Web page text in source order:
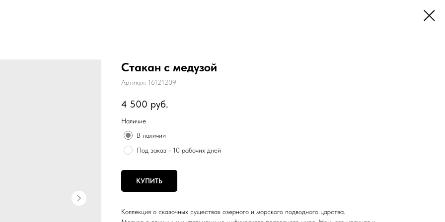
Стакан с медузой
Артикул: 16121209
4 500 руб.
Наличие
В наличии
Под заказ - 10 рабочих дней
КУПИТЬ
Коллекция о сказочных существах озерного и морского подводного царства.